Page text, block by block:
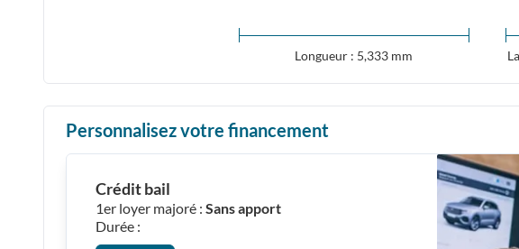
Longueur : 5,333 mm
Personnalisez votre financement
Crédit bail
1er loyer majoré : Sans apport
Durée :